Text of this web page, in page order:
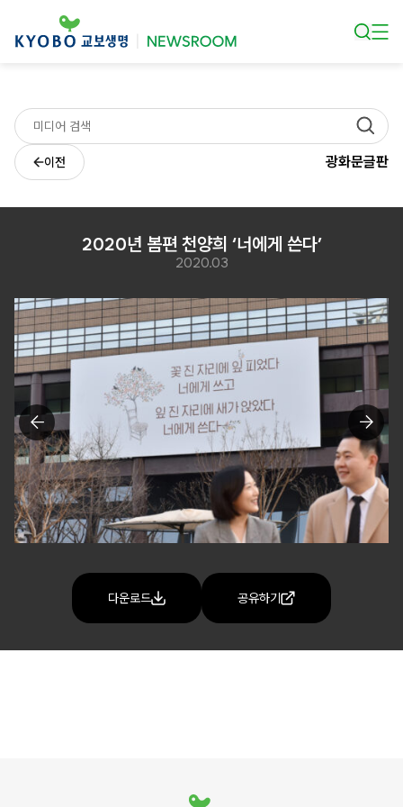
이전 광화문글판
2020년 봄편 천양희 ‘너에게 쓴다’
2020.03
다운로드 공유하기